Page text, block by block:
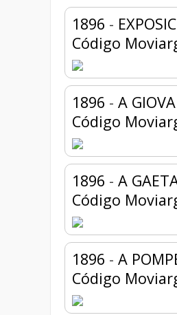
1896 -
Código
1896 - A
Código
1896 - A
Código
1896 - A
Código